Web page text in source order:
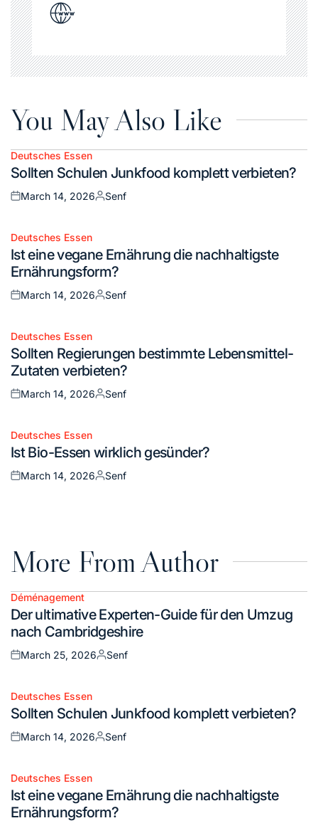
You May Also Like
Posted
in
Deutsches Essen
Sollten Schulen Junkfood komplett verbieten?
Posted
March 14, 2026
Posted
Senf
Posted
in
Deutsches Essen
Ist eine vegane Ernährung die nachhaltigste
Ernährungsform?
Posted
March 14, 2026
Posted
Senf
Posted
in
Deutsches Essen
Sollten Regierungen bestimmte Lebensmittel-
Zutaten verbieten?
Posted
March 14, 2026
Posted
Senf
Posted
in
Deutsches Essen
Ist Bio-Essen wirklich gesünder?
Posted
March 14, 2026
Posted
Senf
More From Author
Posted
in
Déménagement
Der ultimative Experten-Guide für den Umzug
nach Cambridgeshire
Posted
March 25, 2026
Posted
Senf
Posted
in
Deutsches Essen
Sollten Schulen Junkfood komplett verbieten?
Posted
March 14, 2026
Posted
Senf
Posted
in
Deutsches Essen
Ist eine vegane Ernährung die nachhaltigste
Ernährungsform?